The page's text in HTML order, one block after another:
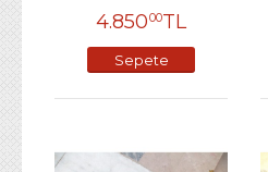
4.85000TL
Sepete